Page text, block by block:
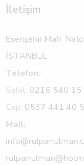
İletişim
Esenşehir Mah.
İSTANBUL
Telefon:
Sabit: 0216 540 15
Cep: 0537 441 40
Mail: